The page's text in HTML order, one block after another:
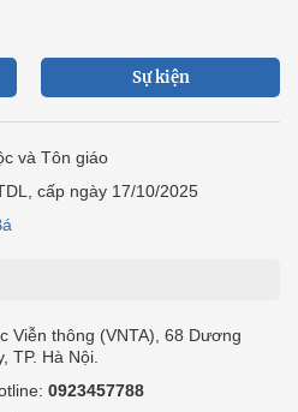
Sự kiện
và Tôn giáo
cấp ngày 17/10/2025
Viễn thông (VNTA), 68 Dương
TP. Hà Nội.
0923457788